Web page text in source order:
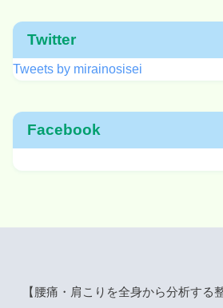
Twitter
Tweets by mirainosisei
Facebook
【腰痛・肩こりを全身から分析する